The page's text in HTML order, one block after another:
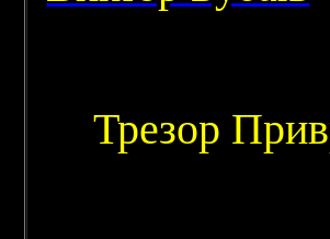
Трезор